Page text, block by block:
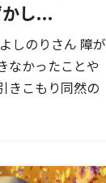
し...
のりさん 障が
なかったことや
きこもり同然の